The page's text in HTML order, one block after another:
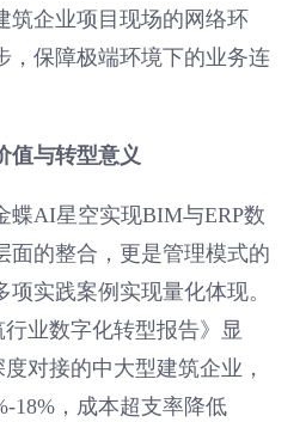
筑企业项目现场的网络环
，保障极端环境下的业务连
值与转型意义
蝶AI星空实现BIM与ERP数
面的整合，更是管理模式的
实践案例实现量化体现。
业数字化转型报告》显
对接的中大型建筑企业，
18%，成本超支率降低